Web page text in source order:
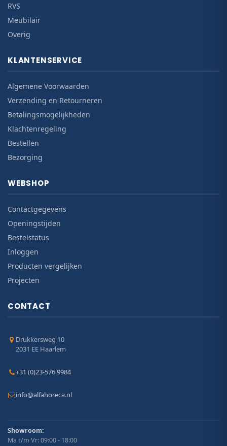
RVS
Meubilair
Overig
KLANTENSERVICE
Algemene Voorwaarden
Verzending en Retourneren
Betalingsmogelijkheden
Klachtenregeling
Bestellen
Bezorging
WEBSHOP
Contactgegevens
Openingstijden
Bestelstatus
Inloggen
Producten vergelijken
Projecten
CONTACT
Drukkersweg 10
2031 EE Haarlem
+31 (0)23-576 9984
info@alfahoreca.nl
Showroom:
Ma t/m Vr: 09:00 - 18:00